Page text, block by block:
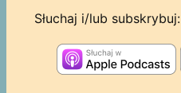
Słuchaj i/lub subskrybuj: